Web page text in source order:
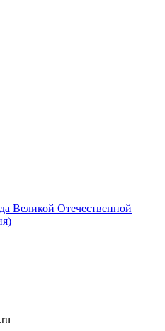
Великой Отечественной